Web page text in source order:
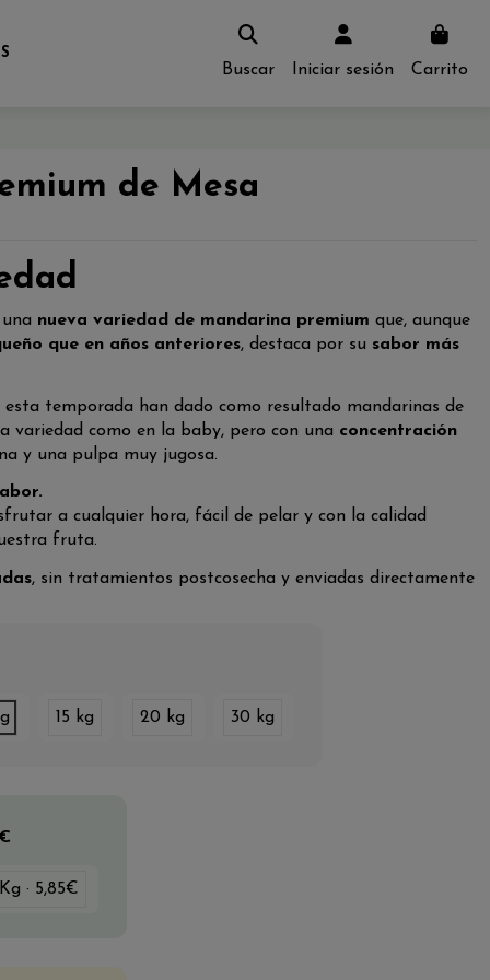
Buscar Iniciar sesión Carrito
de Mesa
nueva variedad de mandarina premium que, aunque
que en años anteriores, destaca por su sabor más
esta temporada han dado como resultado mandarinas de
variedad como en la baby, pero con una concentración
y una pulpa muy jugosa.
a cualquier hora, fácil de pelar y con la calidad
fruta.
, sin tratamientos postcosecha y enviadas directamente
15 kg 20 kg 30 kg
· 5,85€